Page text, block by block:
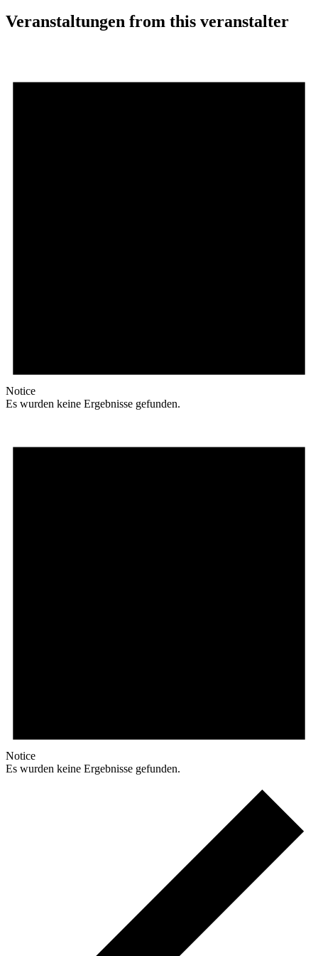
Veranstaltungen from this veranstalter
Notice
Es wurden keine Ergebnisse gefunden.
Notice
Es wurden keine Ergebnisse gefunden.